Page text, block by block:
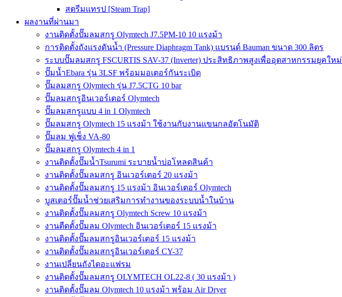
สตรีมแทรป [Steam Trap]
ผลงานที่ผ่านมา
งานติดตั้งปั๊มลมสกรู Olymtech J7.5PM-10 10 แรงม้า
การติดตั้งถังแรงดันน้ำ (Pressure Diaphragm Tank) แบรนด์ Bauman ขนาด 300 ลิตร
ระบบปั๊มลมสกรู FSCURTIS SAV-37 (Inverter) ประสิทธิภาพสูงเพื่ออุตสาหกรรมยุคใหม่
ปั๊มน้ำEbara รุ่น 3LSF พร้อมมอเตอร์กันระเบิด
ปั๊มลมสกรู Olymtech รุ่น J7.5CTG 10 bar
ปั๊มลมสกรูอินเวอร์เตอร์ Olymtech
ปั๊มลมสกรูแบบ 4 in 1 Olymtech
ปั๊มลมสกรู Olymtech 15 แรงม้า ใช้งานกับงานแขนกลอัตโนมัติ
ปั๊มลม ฟูเช็ง VA-80
ปั๊มลมสกรู Olymtech 4 in 1
งานติดตั้งปั๊มน้ำTsurumi ระบายน้ำบ่อโหลดสินค้า
งานติดตั้งปั๊มลมสกรู อินเวอร์เตอร์ 20 แรงม้า
งานติดตั้งปั๊มลมสกรู 15 แรงม้า อินเวอร์เตอร์ Olymtech
บูสเตอร์ปั๊มน้ำช่วยเสริมการทำงานของระบบน้ำในบ้าน
งานติดตั้งปั๊มลมสกรู Olymtech Screw 10 แรงม้า
งานตืดตั้งปั๊มลม Olymtech อินเวอร์เตอร์ 15 แรงม้า
งานติดตั้งปั๊มลมสกรูอินเวอร์เตอร์ 15 แรงม้า
งานติดตั้งปั๊มลมสกรูอินเวอร์เตอร์ CY-37
งานเปลี่ยนถังไดอะแฟรม
งานติดตั้งปั๊มลมสกรู OLYMTECH OL22-8 ( 30 แรงม้า )
งานติดตั้งปั๊มลม Olymtech 10 แรงม้า พร้อม Air Dryer